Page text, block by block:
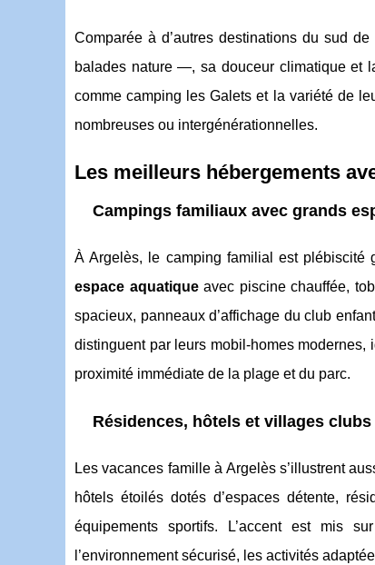
Comparée à d’autres destinations du sud
balades nature —, sa douceur climatique et
comme camping les Galets et la variété de
nombreuses ou intergénérationnelles.
Les meilleurs hébergements
Campings familiaux avec grands
À Argelès, le camping familial est plébiscité
espace aquatiqueavec piscine chauffée,
spacieux, panneaux d’affichage du club
distinguent par leurs mobil-homes
proximité immédiate de la plage et du parc.
Résidences, hôtels et villages
Les vacances famille à Argelès s’illustrent
hôtels étoilés dotés d’espaces détente,
équipements sportifs. L’accent est mis
l’environnement sécurisé, les activités